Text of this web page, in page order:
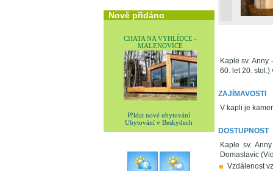
Nově přidáno
CHATA NA VYHLÍDCE -
MALENOVICE
Přidat nové ubytování
Ubytování v Beskydech
Kaple sv.
60. let 20.
ZAJÍMAVOSTI
V kapli je
DOSTUPNOST
Kaple sv.
Domaslavic
Vzdálenost